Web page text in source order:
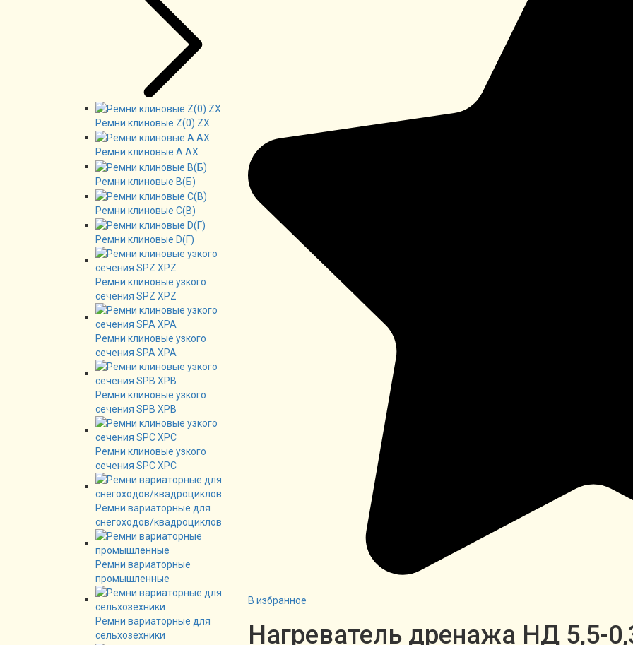
Ремни клиновые Z(0) ZX
Ремни клиновые А AX
Ремни клиновые В(Б)
Ремни клиновые C(B)
Ремни клиновые D(Г)
Ремни клиновые узкого
сечения SPZ XPZ
Ремни клиновые узкого
сечения SPA XPA
Ремни клиновые узкого
сечения SPB XPB
Ремни клиновые узкого
сечения SPC XPC
Ремни вариаторные для
снегоходов/квадроциклов
Ремни вариаторные
промышленные
Ремни вариаторные для
сельхозехники
В избранное
Нагреватель дренажа НД 5,5-